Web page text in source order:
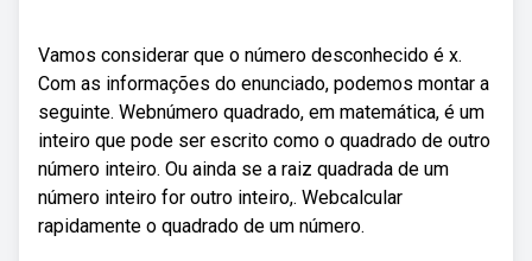
Vamos considerar que o número desconhecido é x.
Com as informações do enunciado, podemos montar a
seguinte. Webnúmero quadrado, em matemática, é um
inteiro que pode ser escrito como o quadrado de outro
número inteiro. Ou ainda se a raiz quadrada de um
número inteiro for outro inteiro,. Webcalcular
rapidamente o quadrado de um número.